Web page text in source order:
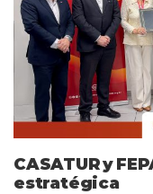
CASATUR y
estratégica